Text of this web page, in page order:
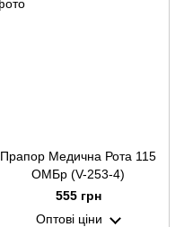
Прапор Медична Рота 115
ОМБр (V-253-4)
555 грн
Оптові ціни